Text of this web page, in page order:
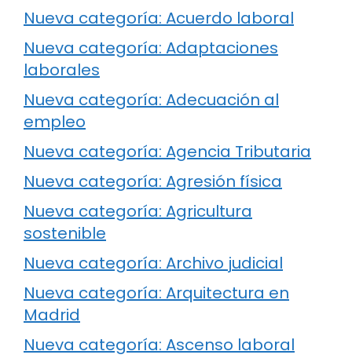
Nueva categoría: Acuerdo laboral
Nueva categoría: Adaptaciones
laborales
Nueva categoría: Adecuación al
empleo
Nueva categoría: Agencia Tributaria
Nueva categoría: Agresión física
Nueva categoría: Agricultura
sostenible
Nueva categoría: Archivo judicial
Nueva categoría: Arquitectura en
Madrid
Nueva categoría: Ascenso laboral